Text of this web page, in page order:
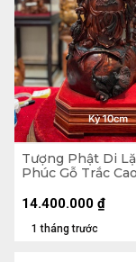
Tượng Phật Di
Phúc Gỗ Trắc
1 tháng trước
14.400.000 ₫